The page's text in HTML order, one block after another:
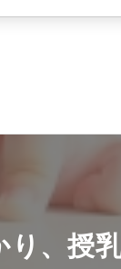
り、授